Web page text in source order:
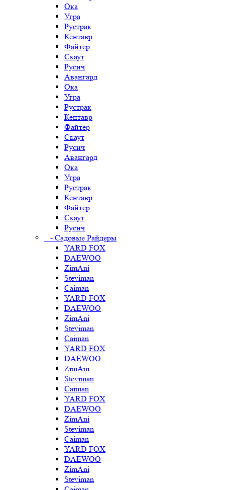
Ока
Угра
Рустрак
Кентавр
Файтер
Скаут
Русич
Авангард
Ока
Угра
Рустрак
Кентавр
Файтер
Скаут
Русич
Авангард
Ока
Угра
Рустрак
Кентавр
Файтер
Скаут
Русич
- Садовые Райдеры
YARD FOX
DAEWOO
ZimAni
Steviman
Caiman
YARD FOX
DAEWOO
ZimAni
Steviman
Caiman
YARD FOX
DAEWOO
ZimAni
Steviman
Caiman
YARD FOX
DAEWOO
ZimAni
Steviman
Caiman
YARD FOX
DAEWOO
ZimAni
Steviman